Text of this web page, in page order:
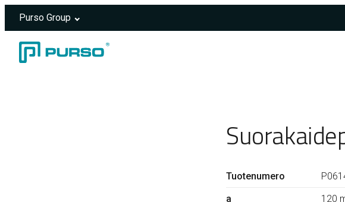
Purso Group
Tuotenumero
a
120